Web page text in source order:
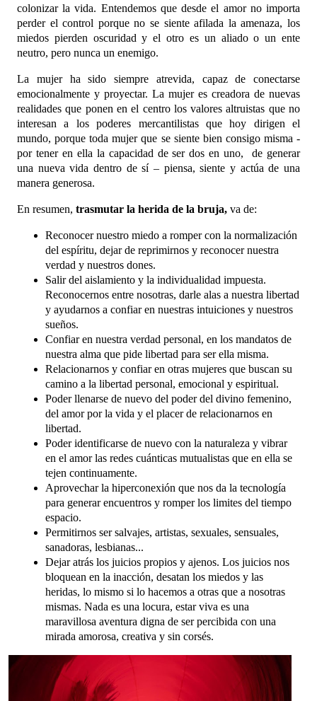
colonizar la vida. Entendemos que desde el amor no importa
perder el control porque no se siente afilada la amenaza, los
miedos pierden oscuridad y el otro es un aliado o un ente
neutro, pero nunca un enemigo.
La mujer ha sido siempre atrevida, capaz de conectarse
emocionalmente y proyectar. La mujer es creadora de nuevas
realidades que ponen en el centro los valores altruistas que no
interesan a los poderes mercantilistas que hoy dirigen el
mundo, porque toda mujer que se siente bien consigo misma -
por tener en ella la capacidad de ser dos en uno, de generar
una nueva vida dentro de sí – piensa, siente y actúa de una
manera generosa.
En resumen, trasmutar la herida de la bruja, va de:
Reconocer nuestro miedo a romper con la normalización
del espíritu, dejar de reprimirnos y reconocer nuestra
verdad y nuestros dones.
Salir del aislamiento y la individualidad impuesta.
Reconocernos entre nosotras, darle alas a nuestra libertad
y ayudarnos a confiar en nuestras intuiciones y nuestros
sueños.
Confiar en nuestra verdad personal, en los mandatos de
nuestra alma que pide libertad para ser ella misma.
Relacionarnos y confiar en otras mujeres que buscan su
camino a la libertad personal, emocional y espiritual.
Poder llenarse de nuevo del poder del divino femenino,
del amor por la vida y el placer de relacionarnos en
libertad.
Poder identificarse de nuevo con la naturaleza y vibrar
en el amor las redes cuánticas mutualistas que en ella se
tejen continuamente.
Aprovechar la hiperconexión que nos da la tecnología
para generar encuentros y romper los limites del tiempo
espacio.
Permitirnos ser salvajes, artistas, sexuales, sensuales,
sanadoras, lesbianas...
Dejar atrás los juicios propios y ajenos. Los juicios nos
bloquean en la inacción, desatan los miedos y las
heridas, lo mismo si lo hacemos a otras que a nosotras
mismas. Nada es una locura, estar viva es una
maravillosa aventura digna de ser percibida con una
mirada amorosa, creativa y sin corsés.